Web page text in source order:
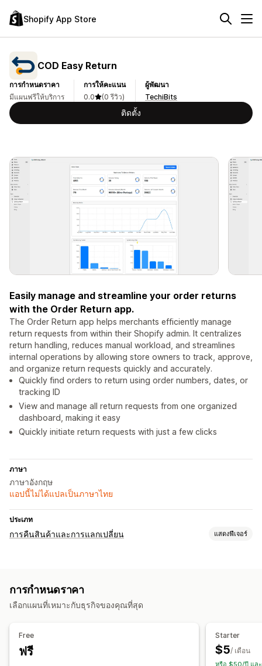
Shopify App Store
COD Easy Return
การกำหนดราคา
มีแผนฟรีให้บริการ
การให้คะแนน
0.0
(0 รีวิว)
ผู้พัฒนา
TechiBits
ติดตั้ง
Easily manage and streamline your order returns
with the Order Return app.
The Order Return app helps merchants efficiently manage
return requests from within their Shopify admin. It centralizes
return handling, reduces manual workload, and streamlines
internal operations by allowing store owners to track, approve,
and organize return requests quickly and accurately.
Quickly find orders to return using order numbers, dates, or
tracking ID
View and manage all return requests from one organized
dashboard, making it easy
Quickly initiate return requests with just a few clicks
ภาษา
ภาษาอังกฤษ
แอปนี้ไม่ได้แปลเป็นภาษาไทย
ประเภท
การคืนสินค้าและการแลกเปลี่ยน แสดงฟีเจอร์
การจัดการคืนสินค้า
การวิเคราะห์
การกำหนดราคา
เลือกแผนที่เหมาะกับธุรกิจของคุณที่สุด
Free
ฟรี
Starter
$5/ เดือน